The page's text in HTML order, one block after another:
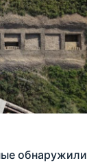
обнаружили